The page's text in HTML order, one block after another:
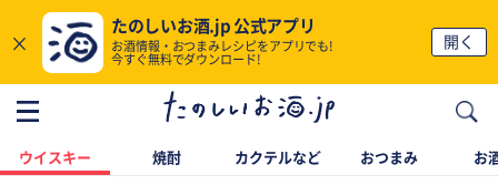
×
たのしいお酒.jp 公式アプリ
お酒情報・おつまみレシピをアプリでも!
今すぐ無料でダウンロード!
開く
ウイスキー 焼酎 カクテルなど おつまみ お